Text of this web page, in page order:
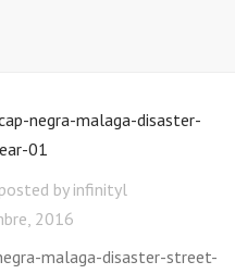
posted by infinityl
2016
malaga-disaster-street-